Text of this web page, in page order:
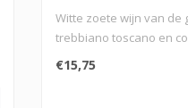
Witte zoete wijn van de
trebbiano toscano en
€15,75